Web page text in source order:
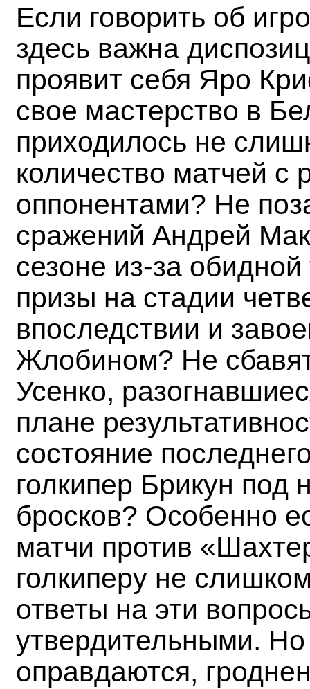
Если говорить об
здесь важна
проявит себя Яро
свое мастерство в
приходилось не
количество матчей с
оппонентами? Не
сражений Андрей
сезоне из-за
призы на стадии
впоследствии и
Жлобином? Не
Усенко,
плане
состояние
голкипер Брикун под
бросков? Особенно
матчи против
голкиперу не
ответы на эти
утвердительными.
оправдаются,